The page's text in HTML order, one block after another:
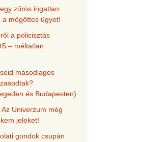
zűrös ingatlan
a mögöttes ügyet!
a policisztás
– méltatlan
másodlagos
és Budapesten)
Univerzum még
jeleket!
gondok csupán